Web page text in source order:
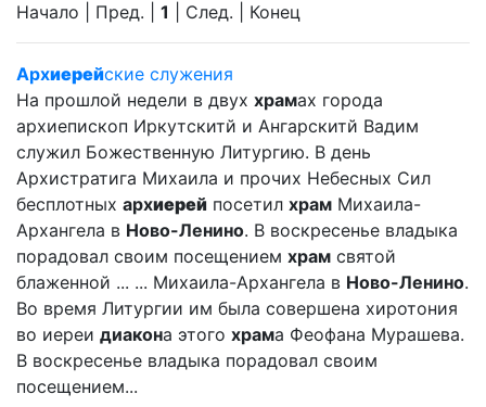
Начало | Пред. | 1 | След. | Конец
Архиерейские служения
На прошлой недели в двух храмах города
архиепископ Иркутскитй и Ангарскитй Вадим
служил Божественную Литургию. В день
Архистратига Михаила и прочих Небесных Сил
бесплотных архиерей посетил храм Михаила-
Архангела в Ново-Ленино. В воскресенье владыка
порадовал своим посещением храм святой
блаженной ... ... Михаила-Архангела в Ново-Ленино.
Во время Литургии им была совершена хиротония
во иереи диакона этого храма Феофана Мурашева.
В воскресенье владыка порадовал своим
посещением...